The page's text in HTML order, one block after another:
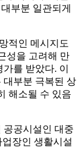
부분 일관되게
적인 메시지도
성을 고려해 만
를 받았다. 이
대부분 극복된 상
해소될 수 있음
공공시설인 대중
장인 생활시설